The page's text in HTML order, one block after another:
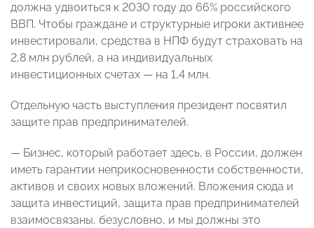
должна удвоиться к 2030 году до 66% российского
ВВП. Чтобы граждане и структурные игроки активнее
инвестировали, средства в НПФ будут страховать на
2,8 млн рублей, а на индивидуальных
инвестиционных счетах — на 1,4 млн.
Отдельную часть выступления президент посвятил
защите прав предпринимателей.
— Бизнес, который работает здесь, в России, должен
иметь гарантии неприкосновенности собственности,
активов и своих новых вложений. Вложения сюда и
защита инвестиций, защита прав предпринимателей
взаимосвязаны, безусловно, и мы должны это